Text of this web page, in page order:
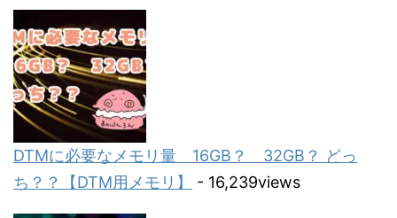
DTMに必要なメモリ量 16GB？ 32GB？ どっ
ち？？【DTM用メモリ】
- 16,239views